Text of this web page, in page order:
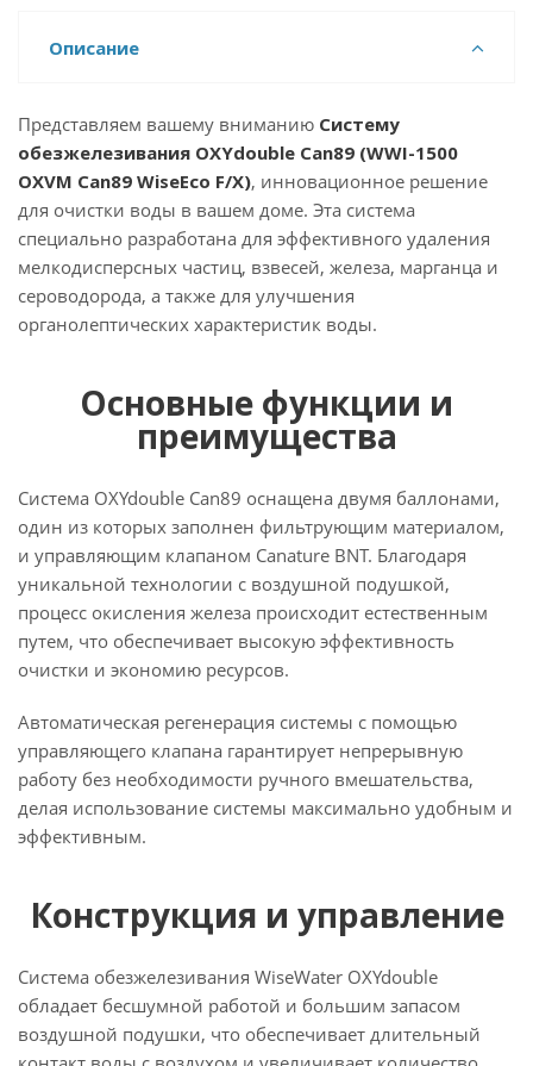
Описание
Представляем вашему вниманию Систему
обезжелезивания OXYdouble Can89 (WWI-1500
OXVM Can89 WiseEco F/X), инновационное решение
для очистки воды в вашем доме. Эта система
специально разработана для эффективного удаления
мелкодисперсных частиц, взвесей, железа, марганца и
сероводорода, а также для улучшения
органолептических характеристик воды.
Основные функции и
преимущества
Система OXYdouble Can89 оснащена двумя баллонами,
один из которых заполнен фильтрующим материалом,
и управляющим клапаном Canature BNT. Благодаря
уникальной технологии с воздушной подушкой,
процесс окисления железа происходит естественным
путем, что обеспечивает высокую эффективность
очистки и экономию ресурсов.
Автоматическая регенерация системы с помощью
управляющего клапана гарантирует непрерывную
работу без необходимости ручного вмешательства,
делая использование системы максимально удобным и
эффективным.
Конструкция и управление
Система обезжелезивания WiseWater OXYdouble
обладает бесшумной работой и большим запасом
воздушной подушки, что обеспечивает длительный